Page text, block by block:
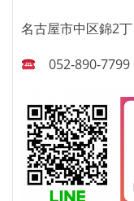
名古屋市中区錦2
052-890-7799